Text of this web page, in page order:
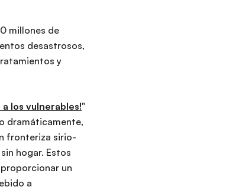
millones de
desastrosos,
y
los vulnerables!"
dramáticamente,
fronteriza sirio-
hogar. Estos
un
a